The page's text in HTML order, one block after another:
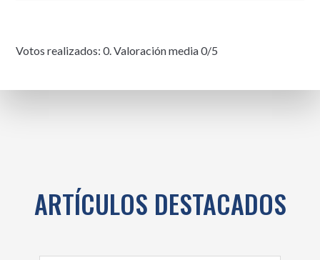
Votos realizados:0. Valoración media0/5
ARTÍCULOS DESTACADOS